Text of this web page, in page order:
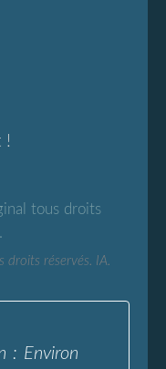
!
réservés. IA.
: Environ